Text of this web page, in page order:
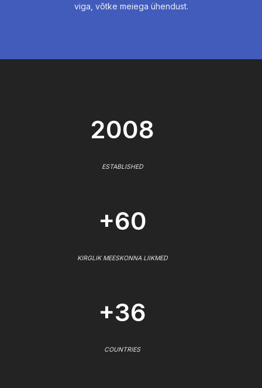
viga, võtke meiega ühendust.
2008
ESTABLISHED
+60
KIRGLIK MEESKONNA LIIKMED
+36
COUNTRIES